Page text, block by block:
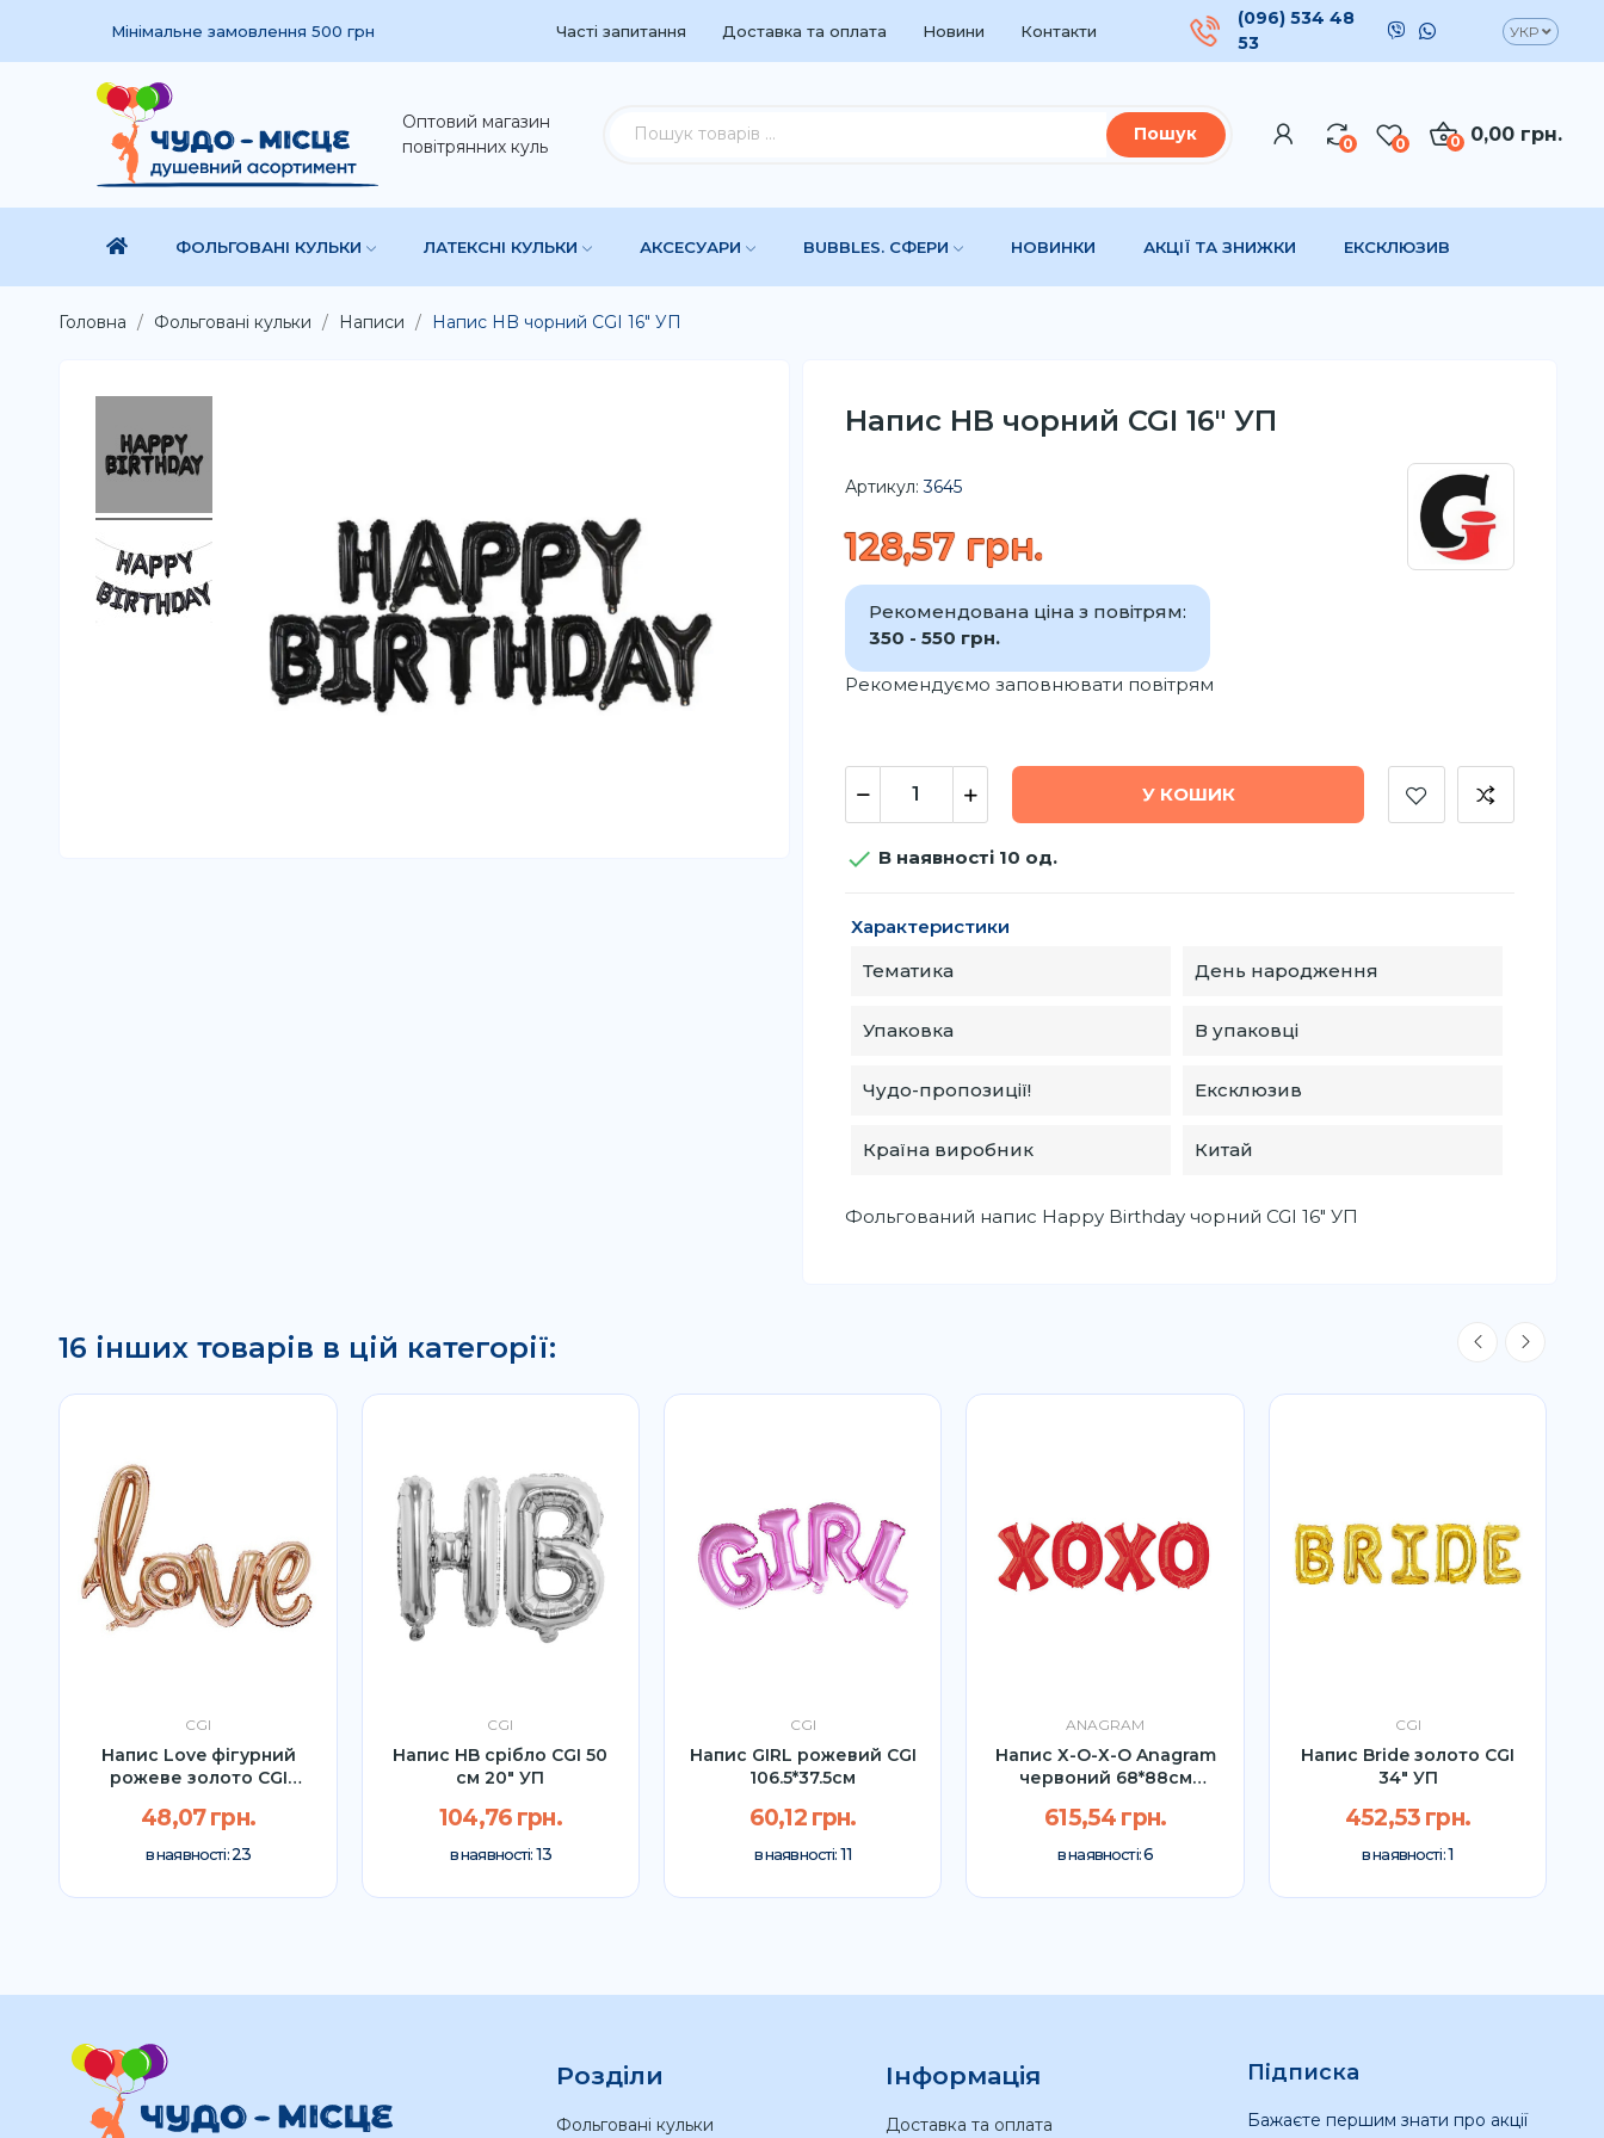
Мінімальне замовлення 500 грн Часті запитання Доставка та оплата Новини Контакти
(096) 534 48
53
УКР
Оптовий магазин
повітрянних куль
Пошук 0 0 0,00 грн.
0
ФОЛЬГОВАНІ КУЛЬКИ ЛАТЕКСНІ КУЛЬКИ АКСЕСУАРИ BUBBLES. СФЕРИ НОВИНКИ АКЦІЇ ТА ЗНИЖКИ ЕКСКЛЮЗИВ
Головна Фольговані кульки Написи Напис HB чорний CGI 16" УП
Напис HB чорний CGI 16" УП
Артикул: 3645
128,57 грн.
Рекомендована ціна з повітрям:
350 - 550 грн.
Рекомендуємо заповнювати повітрям
У КОШИК
 В наявності 10 од.
Характеристики
Тематика
День народження
Упаковка В упаковці
Чудо-пропозиції! Ексклюзив
Країна виробник Китай
Фольгований напис Happy Birthday чорний CGI 16" УП
16 інших товарів в цій категорії:
CGI
Напис Love фігурний
рожеве золото CGI
48,07 грн.
в наявності:23
CGI
Напис HB срібло CGI 50
см 20" УП
104,76 грн.
в наявності: 13
CGI
Напис GIRL рожевий CGI
106.5*37.5см
60,12 грн.
в наявності: 11
ANAGRAM
Напис Х-О-Х-О Anagram
червоний 68*88см
615,54 грн.
в наявності:6
CGI
Напис Bride золото CGI
34" УП
452,53 грн.
в наявності:1
Розділи
Фольговані кульки
Інформація
Доставка та оплата
Підписка
Бажаєте першим знати про акції